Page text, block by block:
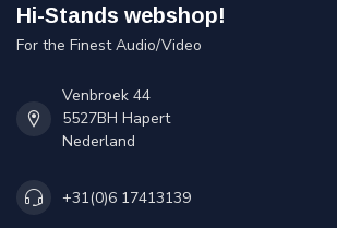
Hi-Stands webshop!
For the Finest Audio/Video
Venbroek 44
5527BH Hapert
Nederland
+31(0)6 17413139